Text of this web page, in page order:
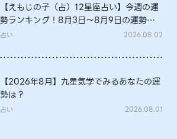
【えもじの子（占）12星座占い】今週の運
勢ランキング！8月3日～8月9日の運勢
は？
占い 2026.08.02
【2026年8月】九星気学でみるあなたの運
勢は？
占い 2026.08.01